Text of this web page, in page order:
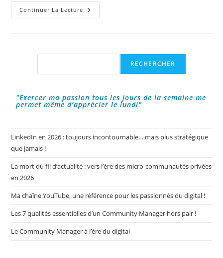
Continuer La Lecture 2018
A
RECHERCHER
"Exercer ma passion tous les jours de la semaine me
permet même d’apprécier le lundi"
LinkedIn en 2026 : toujours incontournable… mais plus stratégique
que jamais !
La mort du fil d’actualité : vers l’ère des micro-communautés privées
en 2026
Ma chaîne YouTube, une référence pour les passionnés du digital !
Les 7 qualités essentielles d’un Community Manager hors pair !
Le Community Manager à l’ère du digital